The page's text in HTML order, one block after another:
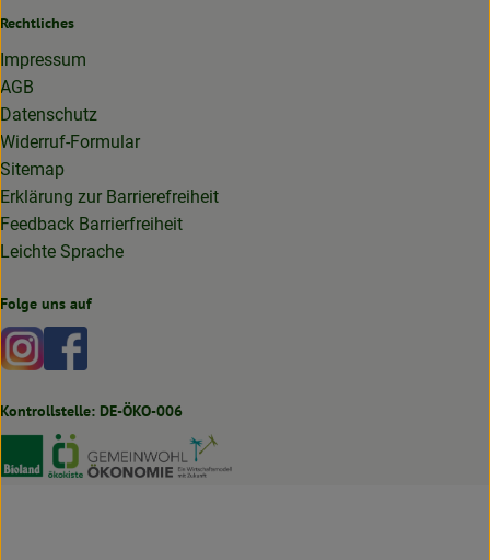
Rechtliches
Impressum
AGB
Datenschutz
Widerruf-Formular
Sitemap
Erklärung zur Barrierefreiheit
Feedback Barrierfreiheit
Leichte Sprache
Folge uns auf
Externer Link zu https://www.instagram.com/
Kontrollstelle: DE-ÖKO-006
Externer Link zu https://www.bioland.de
Externer Link zu https://www.oekokiste.de